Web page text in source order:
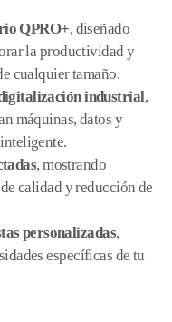
QPRO+, diseñado
la productividad y
cualquier tamaño.
industrial,
máquinas, datos y
, mostrando
calidad y reducción de
personalizadas,
específicas de tu